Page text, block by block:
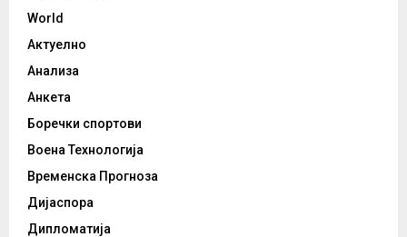
World
Актуелно
Анализа
Анкета
Боречки спортови
Воена Технологија
Временска Прогноза
Дијаспора
Дипломатија